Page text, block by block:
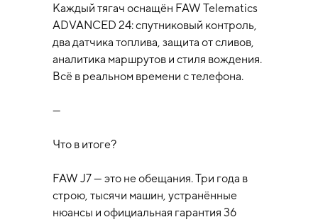
Каждый тягач оснащён FAW Telematics
ADVANCED 24: спутниковый контроль,
два датчика топлива, защита от сливов,
аналитика маршрутов и стиля вождения.
Всё в реальном времени с телефона.
---
Что в итоге?
FAW J7 — это не обещания. Три года в
строю, тысячи машин, устранённые
нюансы и официальная гарантия 36